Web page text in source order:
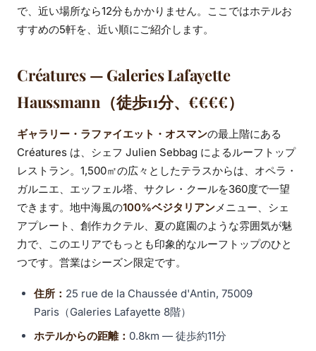
で、近い場所なら12分もかかりません。ここではホテルお
すすめの5軒を、近い順にご紹介します。
Créatures — Galeries Lafayette
Haussmann（徒歩11分、€€€€）
ギャラリー・ラファイエット・オスマンの最上階にある
Créatures は、シェフ Julien Sebbag によるルーフトップ
レストラン。1,500㎡の広々としたテラスからは、オペラ・
ガルニエ、エッフェル塔、サクレ・クールを360度で一望
できます。地中海風の100%ベジタリアンメニュー、シェ
アプレート、創作カクテル、夏の庭園のような雰囲気が魅
力で、このエリアでもっとも印象的なルーフトップのひと
つです。営業はシーズン限定です。
住所： 25 rue de la Chaussée d'Antin, 75009
Paris（Galeries Lafayette 8階）
ホテルからの距離： 0.8km — 徒歩約11分